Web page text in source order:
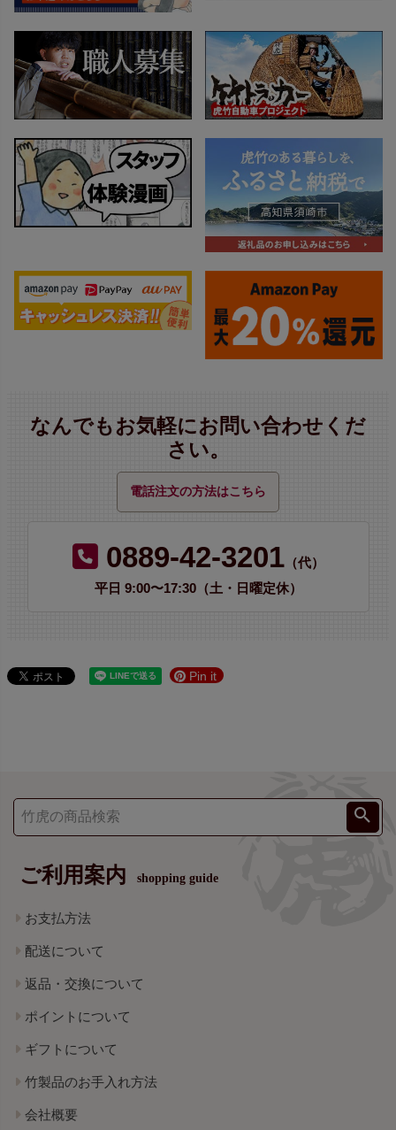
なんでもお気軽にお問い合わせくだ
さい。
電話注文の方法はこちら
0889-42-3201（代）
平日 9:00〜17:30（土・日曜定休）
Pin it
ご利用案内 shopping guide
お支払方法
配送について
返品・交換について
ポイントについて
ギフトについて
竹製品のお手入れ方法
会社概要